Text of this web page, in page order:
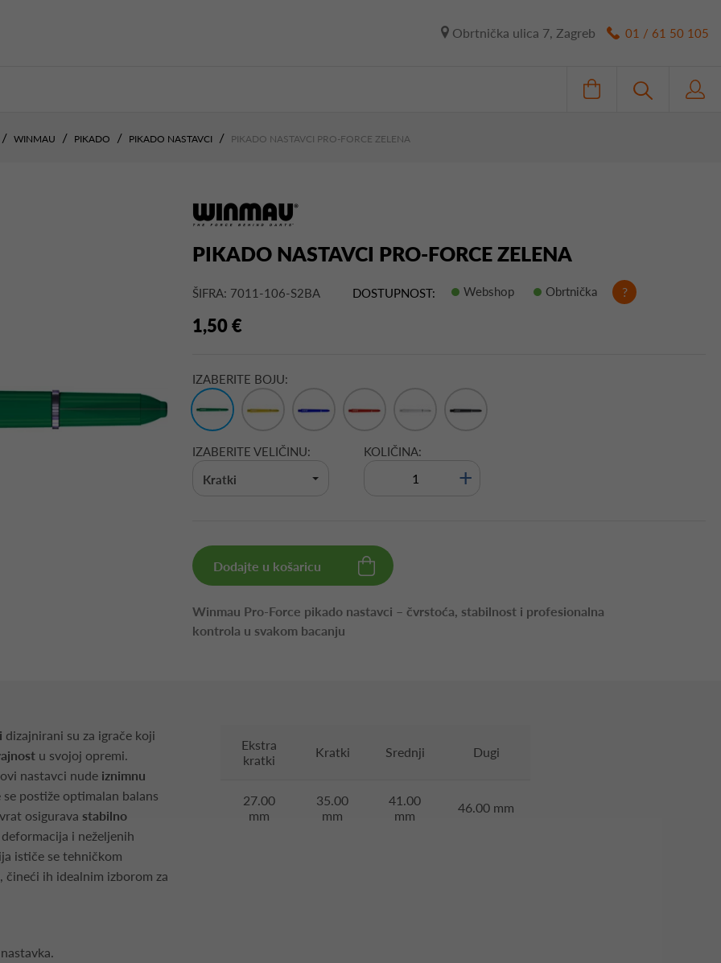
Obrtnička ulica 7, Zagreb 01 / 61 50 105
WINMAU PIKADO PIKADO NASTAVCI PIKADO NASTAVCI PRO-FORCE ZELENA
PIKADO NASTAVCI PRO-FORCE ZELENA
ŠIFRA: 7011-106-S2BA DOSTUPNOST: Webshop Obrtnička ?
1,50 €
IZABERITE BOJU:
IZABERITE VELIČINU:
Kratki
KOLIČINA:
+
Dodajte u košaricu
Winmau Pro-Force pikado nastavci – čvrstoća, stabilnost i profesionalna
kontrola u svakom bacanju
dizajnirani su za igrače koji
u svojoj opremi.
nastavci nude iznimnu
se postiže optimalan balans
osigurava stabilno
i neželjenih
ističe se tehničkom
ih idealnim izborom za
Ekstra
kratki
Kratki Srednji Dugi
27.00
mm
35.00
mm
41.00
mm
46.00 mm